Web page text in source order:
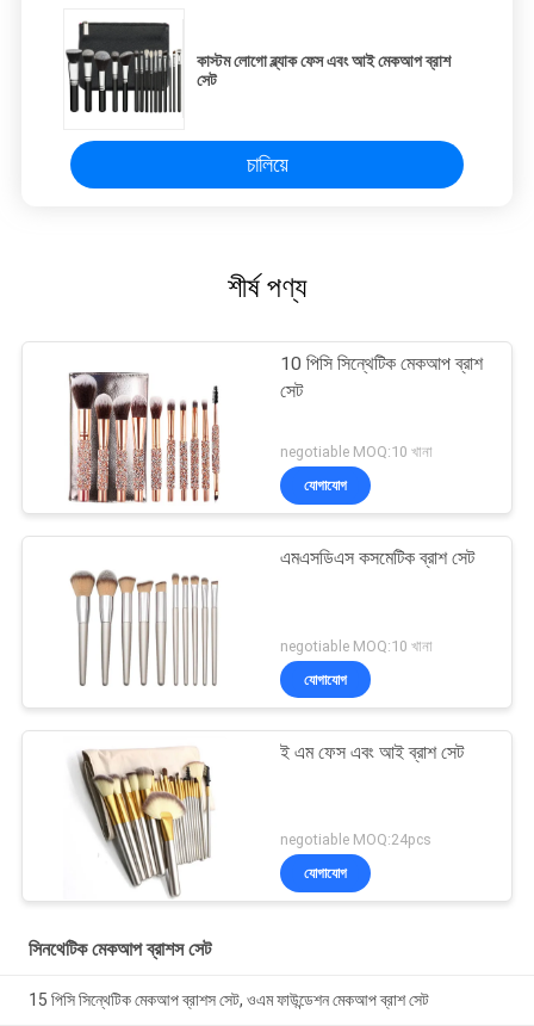
কাস্টম লোগো ব্ল্যাক ফেস এবং আই মেকআপ ব্রাশ
সেট
চালিয়ে
শীর্ষ পণ্য
10 পিসি সিন্থেটিক মেকআপ ব্রাশ
সেট
negotiable MOQ:10 খানা
যোগাযোগ
এমএসডিএস কসমেটিক ব্রাশ সেট
negotiable MOQ:10 খানা
যোগাযোগ
ই এম ফেস এবং আই ব্রাশ সেট
negotiable MOQ:24pcs
যোগাযোগ
সিনথেটিক মেকআপ ব্রাশস সেট
15 পিসি সিন্থেটিক মেকআপ ব্রাশস সেট, ওএম ফাউন্ডেশন মেকআপ ব্রাশ সেট